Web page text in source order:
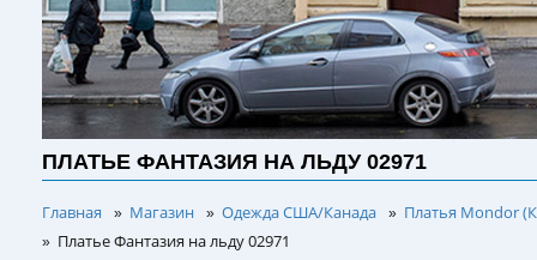
ПЛАТЬЕ ФАНТАЗИЯ НА ЛЬДУ 02971
Главная » Магазин » Одежда США/Канада » Платья Mondor
» Платье Фантазия на льду 02971